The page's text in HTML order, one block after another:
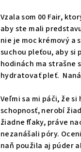
Vzala som 00 Fair,
aby ste mali
nie je moc krémový a
suchou pleťou, aby si
hodinách ma strašne
hydratovať pleť.
Veľmi sa mi páči, že
schopnosť, nerobí
žiadne fľaky, práve
nezanášali póry.
naň použila aj púder